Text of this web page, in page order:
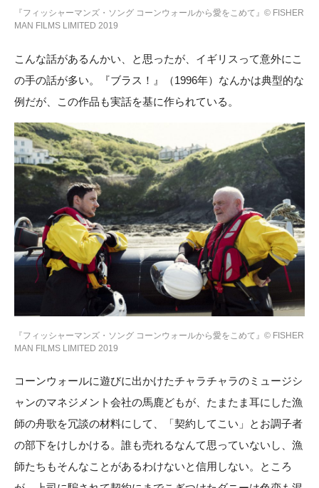
『フィッシャーマンズ・ソング コーンウォールから愛をこめて』© FISHER
MAN FILMS LIMITED 2019
こんな話があるんかい、と思ったが、イギリスって意外にこ
の手の話が多い。『ブラス！』（1996年）なんかは典型的な
例だが、この作品も実話を基に作られている。
『フィッシャーマンズ・ソング コーンウォールから愛をこめて』© FISHER
MAN FILMS LIMITED 2019
コーンウォールに遊びに出かけたチャラチャラのミュージシ
ャンのマネジメント会社の馬鹿どもが、たまたま耳にした漁
師の舟歌を冗談の材料にして、「契約してこい」とお調子者
の部下をけしかける。誰も売れるなんて思っていないし、漁
師たちもそんなことがあるわけないと信用しない。ところ